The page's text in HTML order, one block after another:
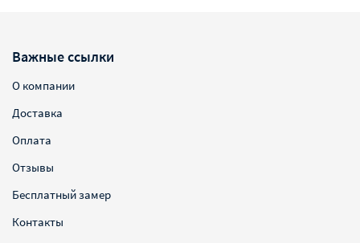
Важные ссылки
О компании
Доставка
Оплата
Отзывы
Бесплатный замер
Контакты